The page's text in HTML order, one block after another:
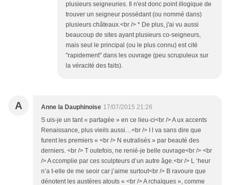
plusieurs seigneuries. Il n'est donc point illogique de
trouver un seigneur possédant (ou nommé dans)
plusieurs châteaux.<br /> * De plus, j'ai vu aussi
beaucoup de sites ayant plusieurs co-seigneurs,
mais seul le principal (ou le plus connu) est cité
"rapidement" dans les ouvrage (peu scrupuleux sur
la véracité des faits).
A Anne la Dauphinoise 17/07/2015 21:26
S uis-je un tant « partagée » en ce lieu-ci<br /> A ux accents
Renaissance, plus vieils aussi…<br /> I l va sans dire que
furent les premiers « <br /> N eutralisés » par beauté des
derniers. <br /> T outefois, ne renié-je belle ouvrage<br /> <br
/> A ccomplie par ces sculpteurs d’un autre âge.<br /> L ‘heur
n’a t-elle de me seoir car j’aime surtout<br /> B ravoure que
dénotent les austères atouts « <br /> A rchaïques », comme